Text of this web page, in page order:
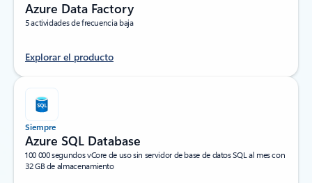
Azure Data Factory
5 actividades de frecuencia baja
Explorar el producto
Siempre
Azure SQL Database
100 000 segundos vCore de uso sin servidor de base de datos SQL al mes con
32 GB de almacenamiento